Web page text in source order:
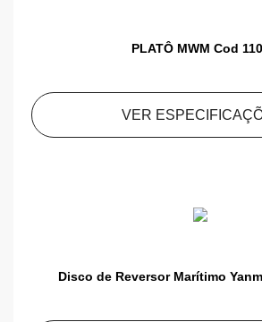
PLATÔ MWM Cod
VER
Disco de Reversor Marítimo